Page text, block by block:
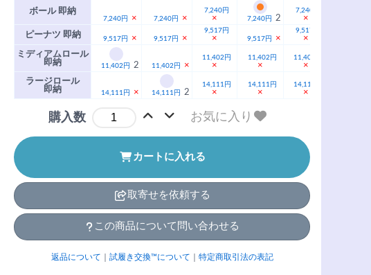
ボール 即納
7,240円 × 7,240円 ×
7,240円
× 7,240円 2
7,240円
×
ピーナツ 即納
9,517円 × 9,517円 ×
9,517円
× 9,517円 ×
9,517円
×
ミディアムロール
即納
11,402円 2 11,402円 ×
11,402円
×
11,402円
×
11,402円
×
ラージロール
即納
14,111円 × 14,111円 2
14,111円
×
14,111円
×
14,111円
×
購入数 お気に入り
カートに入れる
取寄せを依頼する
この商品について問い合わせる
返品について 試履き交換™について 特定商取引法の表記